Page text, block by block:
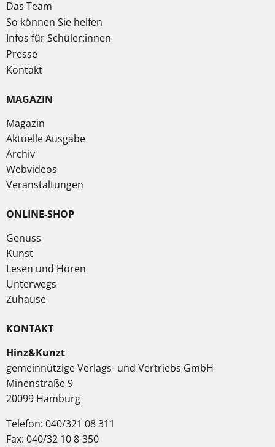
Das Team
So können Sie helfen
Infos für Schüler:innen
Presse
Kontakt
MAGAZIN
Magazin
Aktuelle Ausgabe
Archiv
Webvideos
Veranstaltungen
ONLINE-SHOP
Genuss
Kunst
Lesen und Hören
Unterwegs
Zuhause
KONTAKT
Hinz&Kunzt
gemeinnützige Verlags- und Vertriebs GmbH
Minenstraße 9
20099 Hamburg
Telefon: 040/321 08 311
Fax: 040/32 10 8-350